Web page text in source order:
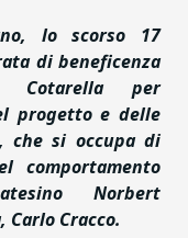
lo scorso 17
di beneficenza
Cotarella per
progetto e delle
che si occupa di
comportamento
Norbert
Cracco.